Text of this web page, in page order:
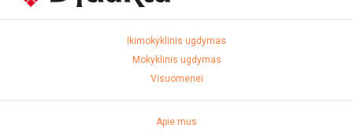
Ikimokyklinis ugdymas
Mokyklinis ugdymas
Visuomenei
Apie mus